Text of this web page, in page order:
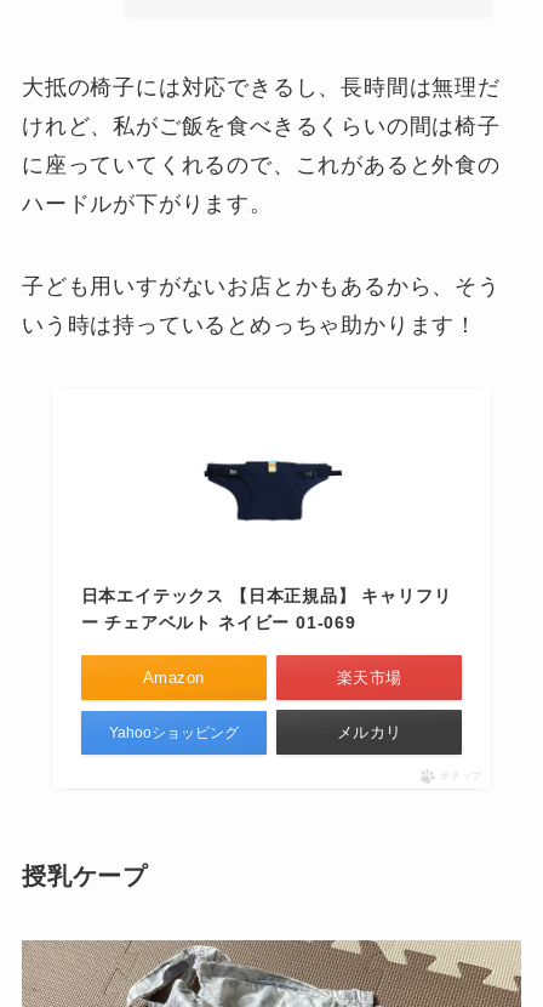
大抵の椅子には対応できるし、長時間は無理だ
けれど、私がご飯を食べきるくらいの間は椅子
に座っていてくれるので、これがあると外食の
ハードルが下がります。
子ども用いすがないお店とかもあるから、そう
いう時は持っているとめっちゃ助かります！
日本エイテックス 【日本正規品】 キャリフリ
ー チェアベルト ネイビー 01-069
Amazon 楽天市場
Yahooショッピング メルカリ
ポチップ
授乳ケープ